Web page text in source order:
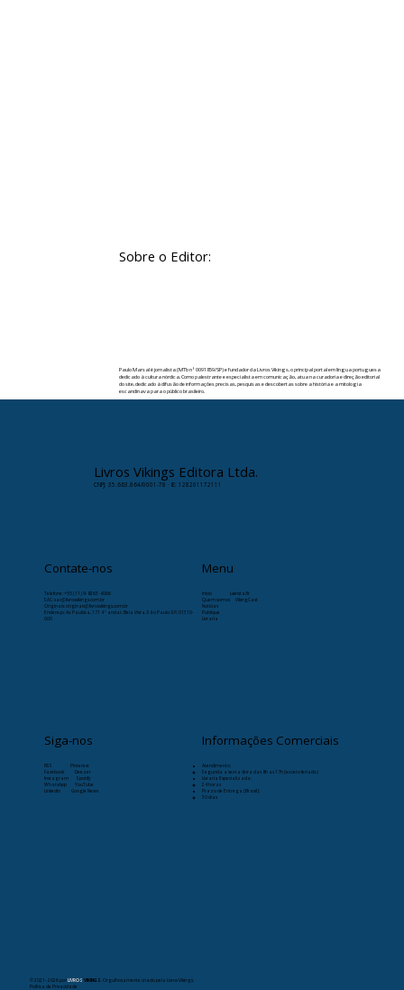
Sobre o Editor:
Paulo Marsal é jornalista (MTb nº 0091859/SP) e fundador da Livros Vikings, o principal portal em língua portuguesa
dedicado à cultura nórdica. Como palestrante e especialista em comunicação, atua na curadoria e direção editorial
do site, dedicado à difusão de informações precisas, pesquisas e descobertas sobre a história e a mitologia
escandinava para o público brasileiro.
Livros Vikings Editora Ltda.
CNPJ: 35.663.864/0001-78 · IE: 128201172111
Contate-nos
Telefone:+55 (11) 9-8263-4066
SAC: sac@livrosvikings.com.br
Originais: originais@livrosvikings.com.br
Endereço: Av. Paulista, 171 4º andar, Bela Vista, São Paulo-SP, 01310-
000
Menu
Início
Læristaðr
Quem somos
VikingCast
Notícias
Publique
Livraria
Siga-nos
RSS
Pinterest
Facebook
Deezer
Instagram
Spotify
WhatsApp
YouTube
Linkedin
Google News
Informações Comerciais
Atendimento:
Segunda a sexta-feira das 8h as 17h (exceto feriado)
Livraria Especializada:
24 horas
Prazo de Entrega (Brasil):
30 dias
© 2021- 2026por LIVROSVIKINGS . Orgulhosamente criado pela Livros Vikings.
Política de Privacidade